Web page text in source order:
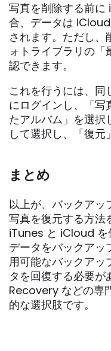
写真を削除する前
合、データは
されます。ただし
ォトライブラリの
認できます。
これを行うには、
にログインし、「写
たアルバム」を選択
して選択し、「復元
まとめ
以上が、バックア
写真を復元する方法
iTunes と iCloud を
データをバックアッ
用可能なバックアッ
タを回復する必要
Recovery などの専
的な選択肢です。